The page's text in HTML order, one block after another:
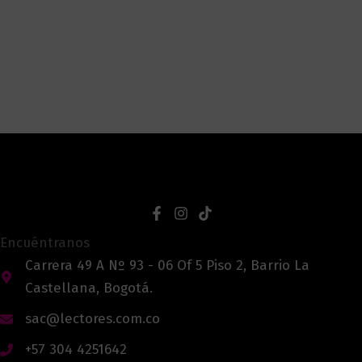
Encuéntranos
Carrera 49 A Nº 93 - 06 Of 5 Piso 2, Barrio La
Castellana, Bogotá.
sac@lectores.com.co
+57 304 4251642